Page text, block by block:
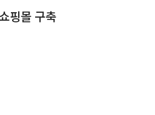
핑몰 구축